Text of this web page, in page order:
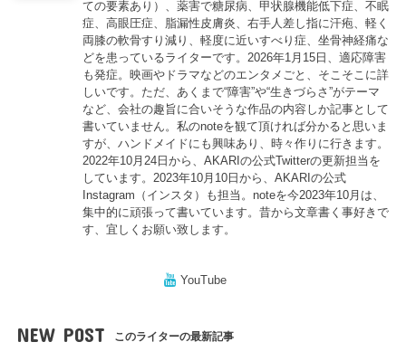
ての要素あり）、薬害で糖尿病、甲状腺機能低下症、不眠
症、高眼圧症、脂漏性皮膚炎、右手人差し指に汗疱、軽く
両膝の軟骨すり減り、軽度に近いすべり症、坐骨神経痛な
どを患っているライターです。2026年1月15日、適応障害
も発症。映画やドラマなどのエンタメごと、そこそこに詳
しいです。ただ、あくまで“障害”や“生きづらさ”がテーマ
など、会社の趣旨に合いそうな作品の内容しか記事として
書いていません。私のnoteを観て頂ければ分かると思いま
すが、ハンドメイドにも興味あり、時々作りに行きます。
2022年10月24日から、AKARIの公式Twitterの更新担当を
しています。2023年10月10日から、AKARIの公式
Instagram（インスタ）も担当。noteを今2023年10月は、
集中的に頑張って書いています。昔から文章書く事好きで
す、宜しくお願い致します。
YouTube
NEW POST このライターの最新記事